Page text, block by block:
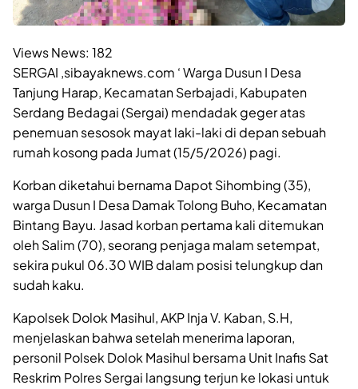
Views News: 182
SERGAI ,sibayaknews.com ‘ Warga Dusun I Desa
Tanjung Harap, Kecamatan Serbajadi, Kabupaten
Serdang Bedagai (Sergai) mendadak geger atas
penemuan sesosok mayat laki-laki di depan sebuah
rumah kosong pada Jumat (15/5/2026) pagi.
Korban diketahui bernama Dapot Sihombing (35),
warga Dusun I Desa Damak Tolong Buho, Kecamatan
Bintang Bayu. Jasad korban pertama kali ditemukan
oleh Salim (70), seorang penjaga malam setempat,
sekira pukul 06.30 WIB dalam posisi telungkup dan
sudah kaku.
Kapolsek Dolok Masihul, AKP Inja V. Kaban, S.H,
menjelaskan bahwa setelah menerima laporan,
personil Polsek Dolok Masihul bersama Unit Inafis Sat
Reskrim Polres Sergai langsung terjun ke lokasi untuk